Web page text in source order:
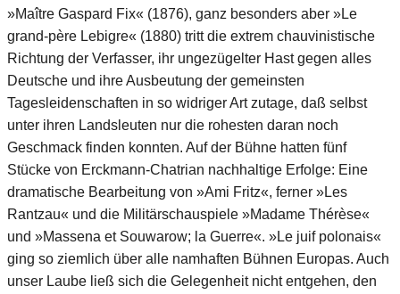
»Maître Gaspard Fix« (1876), ganz besonders aber »Le
grand-père Lebigre« (1880) tritt die extrem chauvinistische
Richtung der Verfasser, ihr ungezügelter Hast gegen alles
Deutsche und ihre Ausbeutung der gemeinsten
Tagesleidenschaften in so widriger Art zutage, daß selbst
unter ihren Landsleuten nur die rohesten daran noch
Geschmack finden konnten. Auf der Bühne hatten fünf
Stücke von Erckmann-Chatrian nachhaltige Erfolge: Eine
dramatische Bearbeitung von »Ami Fritz«, ferner »Les
Rantzau« und die Militärschauspiele »Madame Thérèse«
und »Massena et Souwarow; la Guerre«. »Le juif polonais«
ging so ziemlich über alle namhaften Bühnen Europas. Auch
unser Laube ließ sich die Gelegenheit nicht entgehen, den